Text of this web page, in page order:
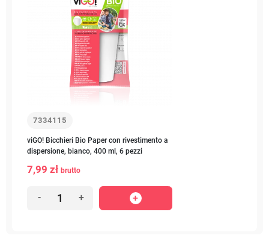
7334115
viGO! Bicchieri Bio Paper con rivestimento a
dispersione, bianco, 400 ml, 6 pezzi
7,99 zł brutto
- +